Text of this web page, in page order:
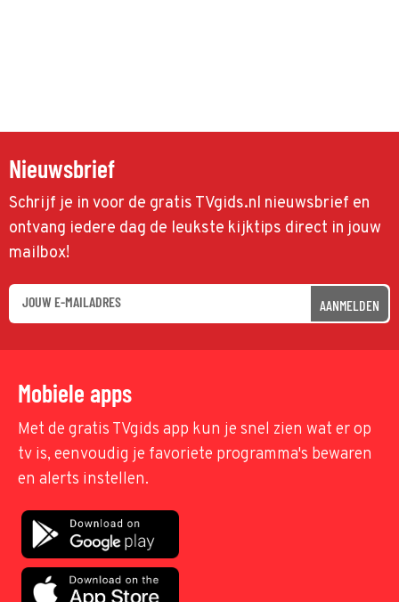
Nieuwsbrief
Schrijf je in voor de gratis TVgids.nl nieuwsbrief en
ontvang iedere dag de leukste kijktips direct in jouw
mailbox!
AANMELDEN
Mobiele apps
Met de gratis TVgids app kun je snel zien wat er op
tv is, eenvoudig je favoriete programma's bewaren
en alerts instellen.